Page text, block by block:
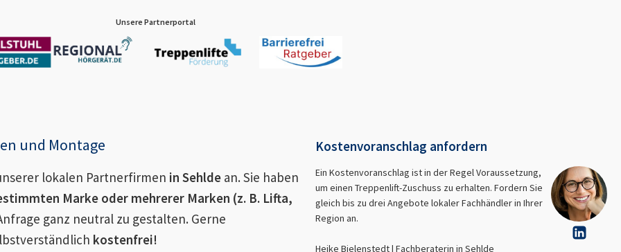
Unsere Partnerportal
und Montage
lokalen Partnerfirmen in Sehlde an. Sie haben
Marke oder mehrerer Marken (z. B. Lifta,
ganz neutral zu gestalten. Gerne
kostenfrei!
Kostenvoranschlag anfordern
Ein Kostenvoranschlag ist in der Regel Voraussetzung,
um einen Treppenlift-Zuschuss zu erhalten. Fordern Sie
gleich bis zu drei Angebote lokaler Fachhändler in Ihrer
Region an.
Heike Bielenstedt | Fachberaterin in Sehlde